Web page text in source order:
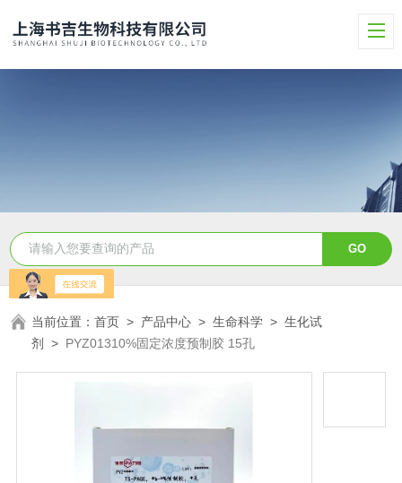
当前位置：首页 > 产品中心 >生命科学 >生化试
剂 > PYZ01310%固定浓度预制胶 15孔